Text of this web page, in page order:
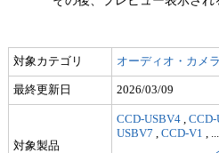
対象カテゴリ オーディオ・カメラ
最終更新日 2026/03/09
対象製品
CCD-USBV4 ,CCD-
USBV7
,CCD-V1